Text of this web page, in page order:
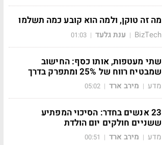
מה זה טוקן, ולמה הוא קובע כמה תשלמו
BizTech
| ענת גלעד |
01:03
שתי מעטפות, אותו כסף: החישוב
שמבטיח רווח של 25% ומתפרק בדרך
מדע | מירב ארד |
05:02
23 אנשים בחדר: הסיכוי המפתיע
ששניים חולקים יום הולדת
מדע | מירב ארד |
00:51